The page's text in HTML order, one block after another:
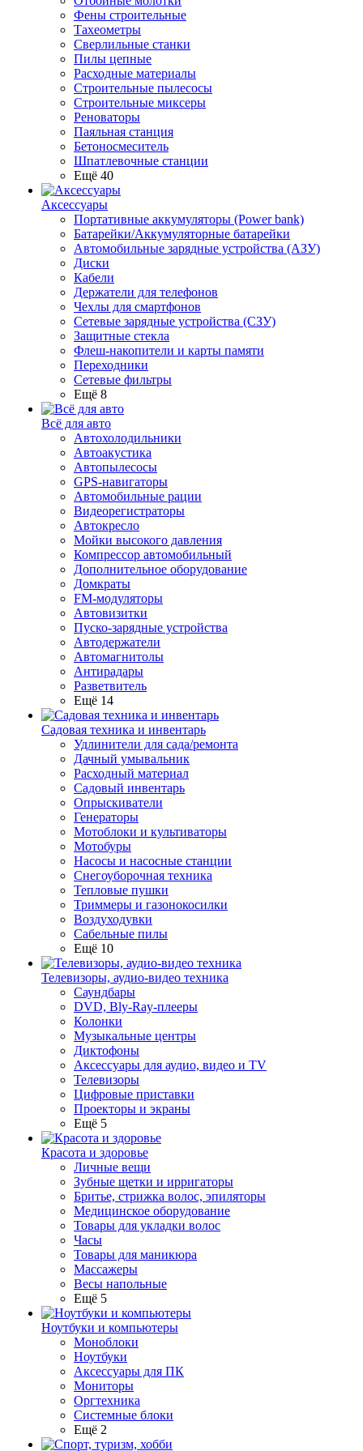
Фены строительные
Тахеометры
Сверлильные станки
Пилы цепные
Расходные материалы
Строительные пылесосы
Строительные миксеры
Реноваторы
Паяльная станция
Бетоносмеситель
Шпатлевочные станции
Ещё 40
Аксессуары
Портативные аккумуляторы (Power bank)
Батарейки/Аккумуляторные батарейки
Автомобильные зарядные устройства (АЗУ)
Диски
Кабели
Держатели для телефонов
Чехлы для смартфонов
Сетевые зарядные устройства (СЗУ)
Защитные стекла
Флеш-накопители и карты памяти
Переходники
Сетевые фильтры
Ещё 8
Всё для авто
Автохолодильники
Автоакустика
Автопылесосы
GPS-навигаторы
Автомобильные рации
Видеорегистраторы
Автокресло
Мойки высокого давления
Компрессор автомобильный
Дополнительное оборудование
Домкраты
FM-модуляторы
Автовизитки
Пуско-зарядные устройства
Автодержатели
Автомагнитолы
Антирадары
Разветвитель
Ещё 14
Садовая техника и инвентарь
Удлинители для сада/ремонта
Дачный умывальник
Расходный материал
Садовый инвентарь
Опрыскиватели
Генераторы
Мотоблоки и культиваторы
Мотобуры
Насосы и насосные станции
Снегоуборочная техника
Тепловые пушки
Триммеры и газонокосилки
Воздуходувки
Сабельные пилы
Ещё 10
Телевизоры, аудио-видео техника
Саундбары
DVD, Bly-Ray-плееры
Колонки
Музыкальные центры
Диктофоны
Аксессуары для аудио, видео и TV
Телевизоры
Цифровые приставки
Проекторы и экраны
Ещё 5
Красота и здоровье
Личные вещи
Зубные щетки и ирригаторы
Бритье, стрижка волос, эпиляторы
Медицинское оборудование
Товары для укладки волос
Часы
Товары для маникюра
Массажеры
Весы напольные
Ещё 5
Ноутбуки и компьютеры
Моноблоки
Ноутбуки
Аксессуары для ПК
Мониторы
Оргтехника
Системные блоки
Ещё 2